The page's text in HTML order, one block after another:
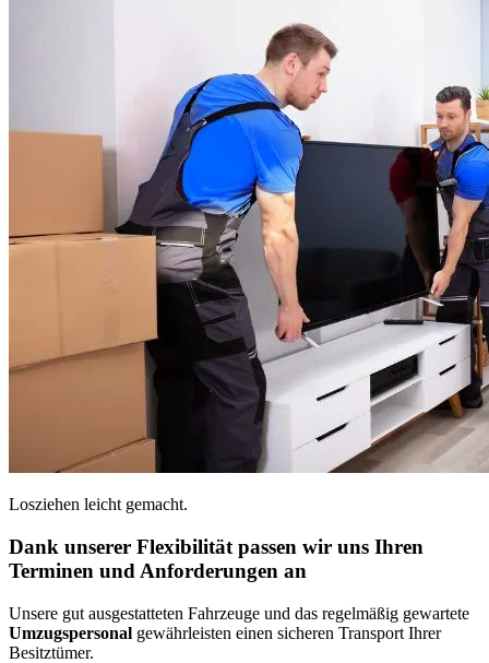
Losziehen leicht gemacht.
Dank unserer Flexibilität passen wir uns Ihren
Terminen und Anforderungen an
Unsere gut ausgestatteten Fahrzeuge und das regelmäßig gewartete
Umzugspersonal gewährleisten einen sicheren Transport Ihrer
Besitztümer.